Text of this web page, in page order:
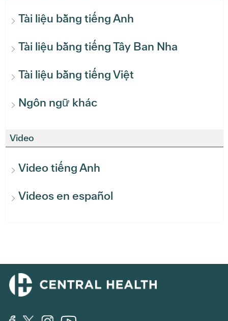
Tài liệu bằng tiếng Anh
Tài liệu bằng tiếng Tây Ban Nha
Tài liệu bằng tiếng Việt
Ngôn ngữ khác
Video
Video tiếng Anh
Videos en español